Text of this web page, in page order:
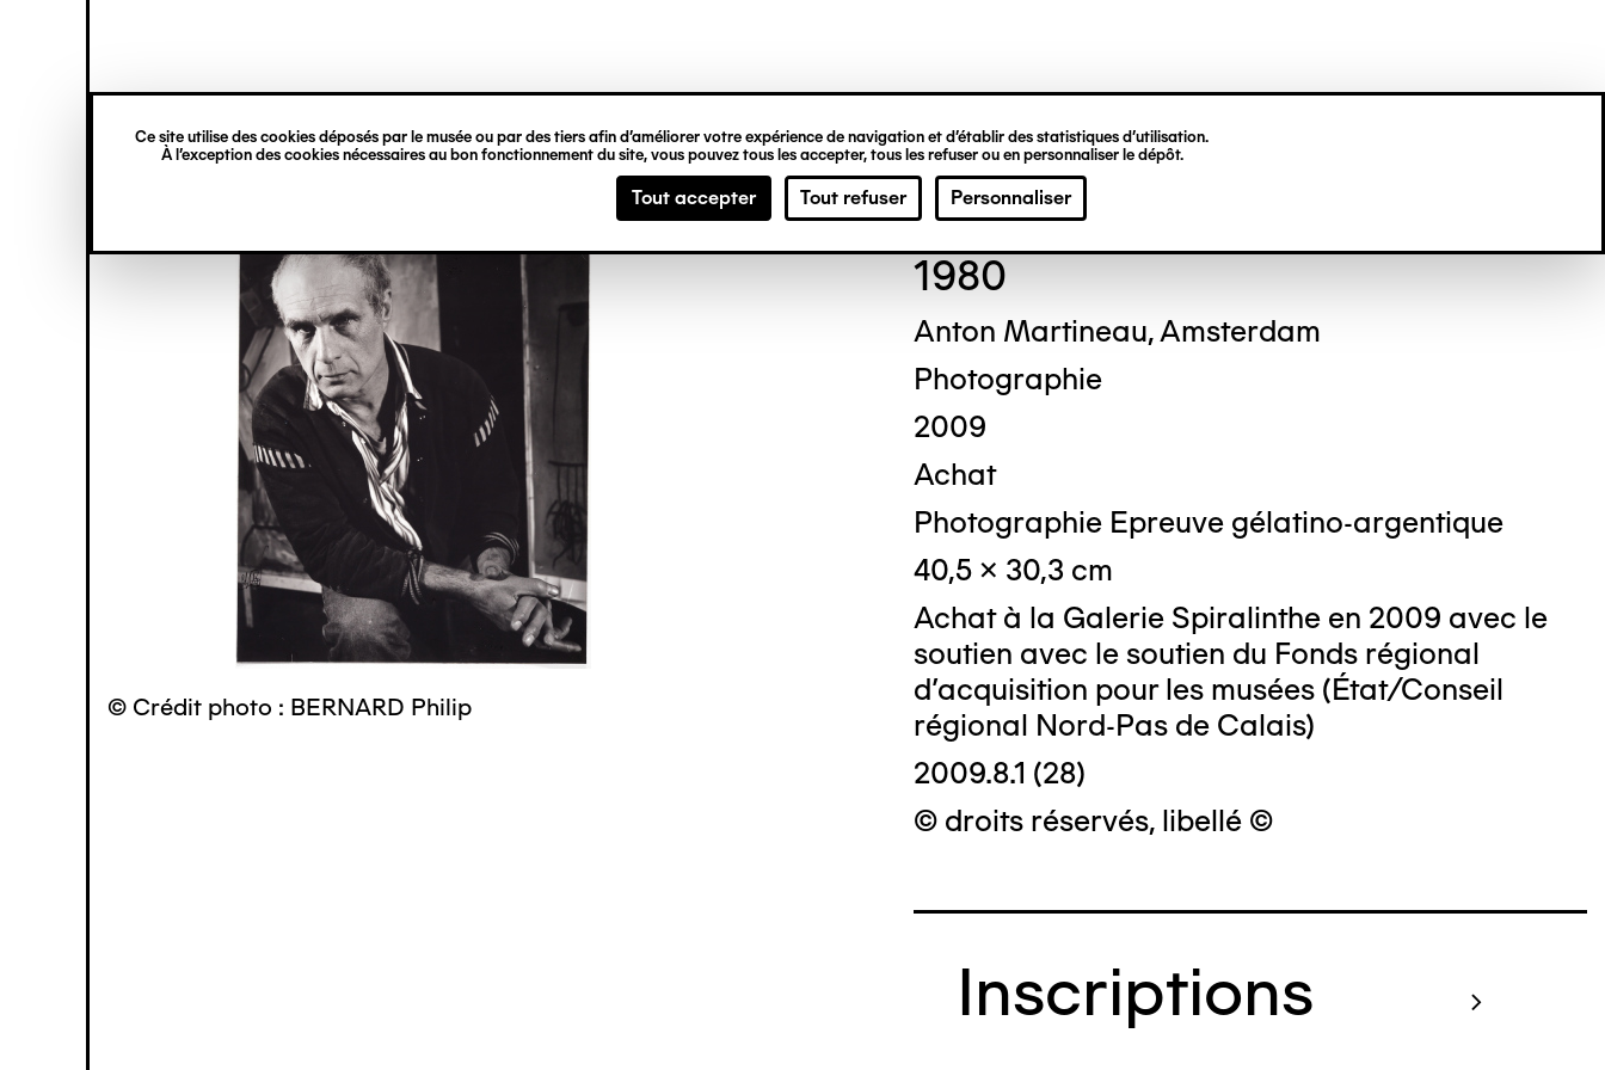
Ce site utilise des cookies déposés par le musée ou par des tiers afin d’améliorer votre expérience de navigation et d’établir des statistiques d’utilisation.
À l’exception des cookies nécessaires au bon fonctionnement du site, vous pouvez tous les accepter, tous les refuser ou en personnaliser le dépôt.
Tout accepter Tout refuser Personnaliser
principal
verticale
© Crédit photo : BERNARD Philip
Cor DEKKINGA
1980
Anton Martineau, Amsterdam
Photographie
2009
Achat
Photographie Epreuve gélatino-argentique
40,5 x 30,3 cm
Achat à la Galerie Spiralinthe en 2009 avec le
soutien avec le soutien du Fonds régional
d'acquisition pour les musées (État/Conseil
régional Nord-Pas de Calais)
2009.8.1 (28)
© droits réservés, libellé ©
Inscriptions